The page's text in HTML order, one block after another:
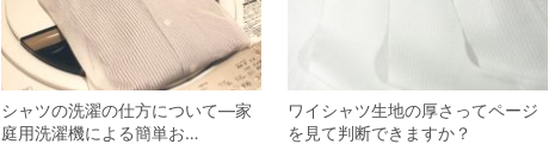
シャツの洗濯の仕方について―家
庭用洗濯機による簡単お…
ワイシャツ生地の厚さってページ
を見て判断できますか？